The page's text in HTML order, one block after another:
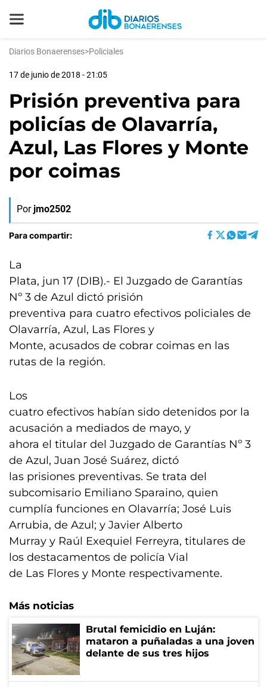
Diarios Bonaerenses>Policiales
17 de junio de 2018 - 21:05
Prisión preventiva para
policías de Olavarría,
Azul, Las Flores y Monte
por coimas
Por jmo2502
Para compartir:
La
Plata, jun 17 (DIB).- El Juzgado de Garantías
Nº 3 de Azul dictó prisión
preventiva para cuatro efectivos policiales de
Olavarría, Azul, Las Flores y
Monte, acusados de cobrar coimas en las
rutas de la región.
Los
cuatro efectivos habían sido detenidos por la
acusación a mediados de mayo, y
ahora el titular del Juzgado de Garantías Nº 3
de Azul, Juan José Suárez, dictó
las prisiones preventivas. Se trata del
subcomisario Emiliano Sparaino, quien
cumplía funciones en Olavarría; José Luis
Arrubia, de Azul; y Javier Alberto
Murray y Raúl Exequiel Ferreyra, titulares de
los destacamentos de policía Vial
de Las Flores y Monte respectivamente.
Más noticias
Brutal femicidio en Luján:
mataron a puñaladas a una joven
delante de sus tres hijos